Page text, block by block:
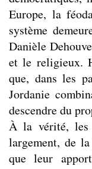
Europe, la
système
Danièle
et le religieux.
que, dans les
Jordanie
descendre du
À la vérité, les
largement, de
que leur